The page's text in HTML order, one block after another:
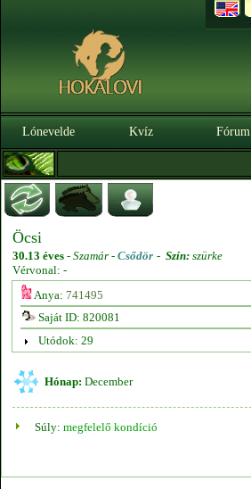
Lónevelde Kvíz Fórum
Öcsi
30.13 éves - Szamár - Csődör - Szín: szürke
Vérvonal: -
Anya: 741495
Saját ID: 820081
Utódok: 29
Hónap: December
Súly: megfelelő kondíció